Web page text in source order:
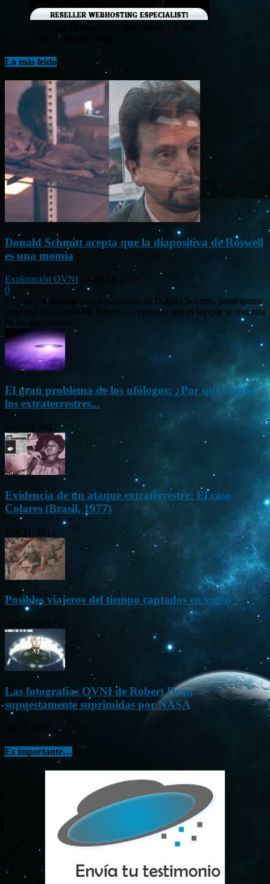
¡Consigue tu hosting de alta calidad y a bajo
costo en Banahosting!
Lo más leído
Donald Schmitt acepta que la diapositiva de Roswell
es una momia
Exploración OVNI
May 14, 2015
0
Circula por internet una declaración de Donald Schmitt, participante
principal del evento Be Witness, aceptando que el ser que se muestra
en las diapositivas...
El gran problema de los ufólogos: ¿Por qué vienen
los extraterrestres...
Nov 26, 2012
Evidencia de un ataque extraterrestre: El caso
Colares (Brasil, 1977)
Ene 21, 2012
Posibles viajeros del tiempo captados en vídeo
Abr 13, 2013
Las fotografías OVNI de Robert Dean
supuestamente suprimidas por NASA
Es importante…